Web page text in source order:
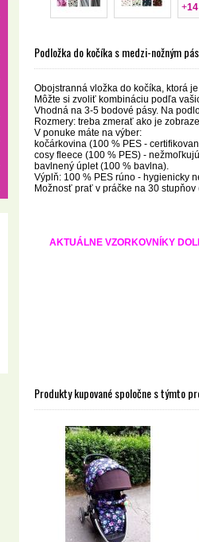
+14
Podložka do kočíka s medzi-nožným
Obojstranná vložka do kočíka, ktorá
Môžte si zvoliť kombináciu podľa
Vhodná na 3-5 bodové pásy. Na
Rozmery: treba zmerať ako je
V ponuke máte na výber:
kočárkovina (100 % PES -
cosy fleece (100 % PES) -
bavlnený úplet (100 % bavlna).
Výplň: 100 % PES rúno - hygienicky
Možnosť prať v práčke na 30
AKTUÁLNE VZORKOVNÍKY
Produkty kupované spoločne s týmto